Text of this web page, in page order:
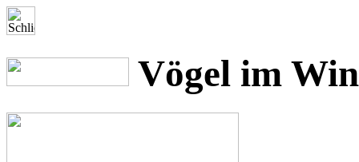
Vögel im